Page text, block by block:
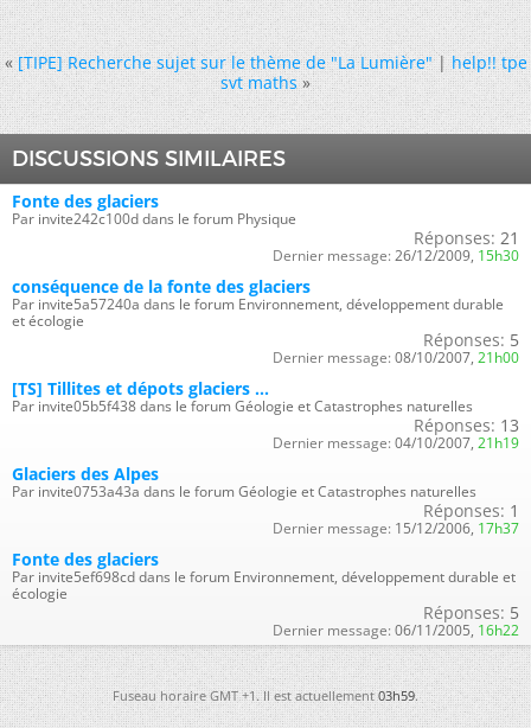
« [TIPE] Recherche sujet sur le thème de "La Lumière"|help!! tpe
svt maths »
DISCUSSIONS SIMILAIRES
Fonte des glaciers
Par invite242c100d dans le forum Physique
Réponses: 21
Dernier message: 26/12/2009, 15h30
conséquence de la fonte des glaciers
Par invite5a57240a dans le forum Environnement, développement durable
et écologie
Réponses: 5
Dernier message: 08/10/2007, 21h00
[TS] Tillites et dépots glaciers ...
Par invite05b5f438 dans le forum Géologie et Catastrophes naturelles
Réponses: 13
Dernier message: 04/10/2007, 21h19
Glaciers des Alpes
Par invite0753a43a dans le forum Géologie et Catastrophes naturelles
Réponses: 1
Dernier message: 15/12/2006, 17h37
Fonte des glaciers
Par invite5ef698cd dans le forum Environnement, développement durable et
écologie
Réponses: 5
Dernier message: 06/11/2005, 16h22
Fuseau horaire GMT +1. Il est actuellement03h59.